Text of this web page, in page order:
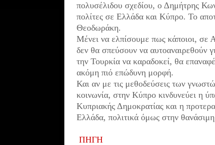
πολυσέλιδου σχεδίου, ο Δημήτρης
πολίτες σε Ελλάδα και Κύπρο. Το
Θεοδωράκη.
Μένει να ελπίσουμε πως κάποιοι, σε
δεν θα σπεύσουν να αυτοαναιρεθούν
την Τουρκία να καραδοκεί, θα
ακόμη πιό επώδυνη μορφή.
Και αν με τις μεθοδεύσεις των
κοινωνία, στην Κύπρο κινδυνεύει η
Κυπριακής Δημοκρατίας και η
Ελλάδα, πολιτικά όμως στην
ΠΗΓΗ